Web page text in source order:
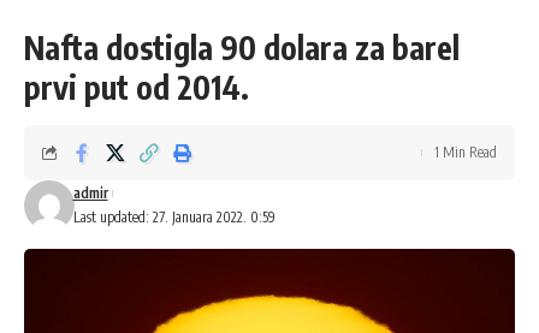
Nafta dostigla 90 dolara za barel
prvi put od 2014.
Last updated: 27. Januara 2022. 0:59
admir
1 Min Read